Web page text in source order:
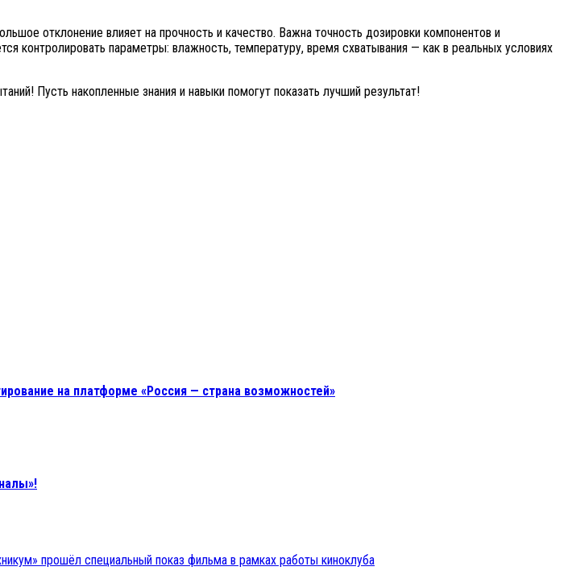
отклонение влияет на прочность и качество. Важна точность дозировки компонентов и
параметры: влажность, температуру, время схватывания — как в реальных условиях
Пусть накопленные знания и навыки помогут показать лучший результат!
на платформе «Россия — страна возможностей»
прошёл специальный показ фильма в рамках работы киноклуба